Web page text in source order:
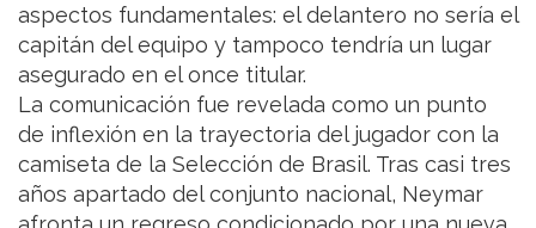
aspectos fundamentales: el delantero no sería el
capitán del equipo y tampoco tendría un lugar
asegurado en el once titular.
La comunicación fue revelada como un punto
de inflexión en la trayectoria del jugador con la
camiseta de la Selección de Brasil. Tras casi tres
años apartado del conjunto nacional, Neymar